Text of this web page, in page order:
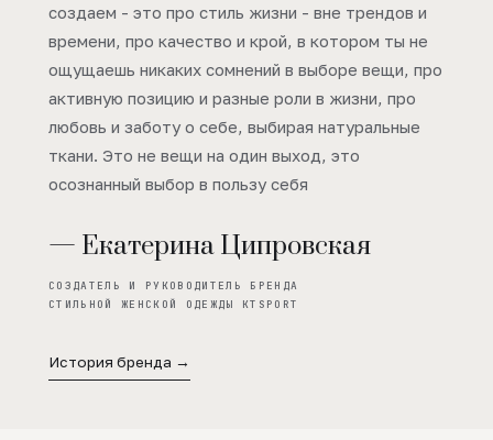
создаем - это про стиль жизни - вне трендов и
времени, про качество и крой, в котором ты не
ощущаешь никаких сомнений в выборе вещи, про
активную позицию и разные роли в жизни, про
любовь и заботу о себе, выбирая натуральные
ткани. Это не вещи на один выход, это
осознанный выбор в пользу себя
— Екатерина Ципровская
СОЗДАТЕЛЬ И РУКОВОДИТЕЛЬ БРЕНДА
СТИЛЬНОЙ ЖЕНСКОЙ ОДЕЖДЫ KTSPORT
История бренда →